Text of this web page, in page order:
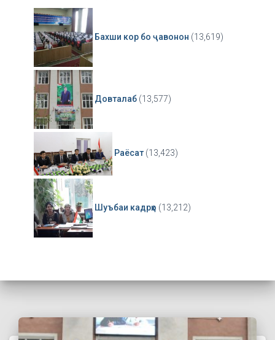
Бахши кор бо ҷавонон (13,619)
Довталаб (13,577)
Раёсат (13,423)
Шуъбаи кадрҳо (13,212)